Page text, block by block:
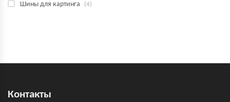
Шины для картинга (4)
Контакты